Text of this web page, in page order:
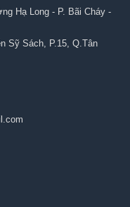
Hạ Long - P. Bãi Cháy -
Sỹ Sách, P.15, Q.Tân